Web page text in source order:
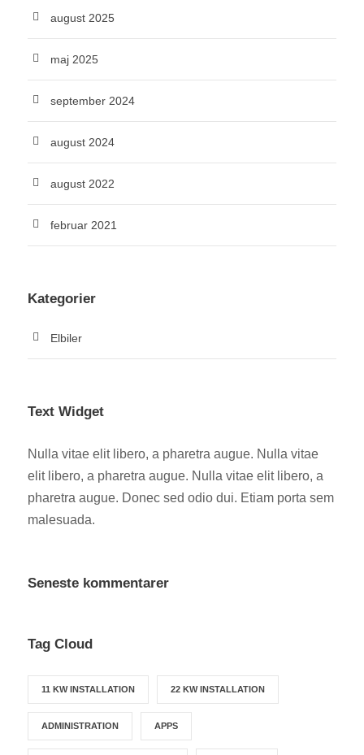
august 2025
maj 2025
september 2024
august 2024
august 2022
februar 2021
Kategorier
Elbiler
Text Widget
Nulla vitae elit libero, a pharetra augue. Nulla vitae
elit libero, a pharetra augue. Nulla vitae elit libero, a
pharetra augue. Donec sed odio dui. Etiam porta sem
malesuada.
Seneste kommentarer
Tag Cloud
11 KW INSTALLATION 22 KW INSTALLATION
ADMINISTRATION APPS